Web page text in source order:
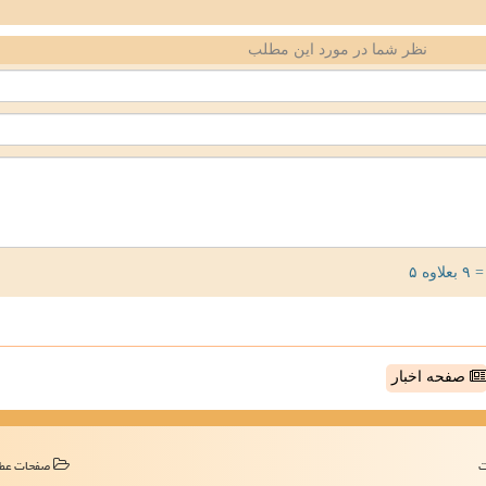
نظر شما در مورد این مطلب
= ۹ بعلاوه ۵
صفحه اخبار
صفحات